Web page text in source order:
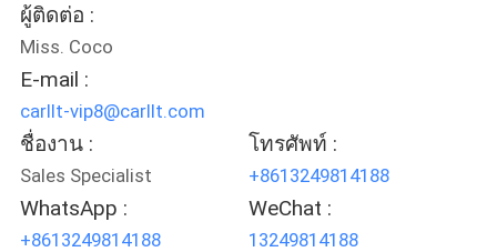
ผู้ติดต่อ :
Miss. Coco
E-mail :
carllt-vip8@carllt.com
ชื่องาน :
Sales Specialist
โทรศัพท์ :
+8613249814188
WhatsApp :
+8613249814188
WeChat :
13249814188